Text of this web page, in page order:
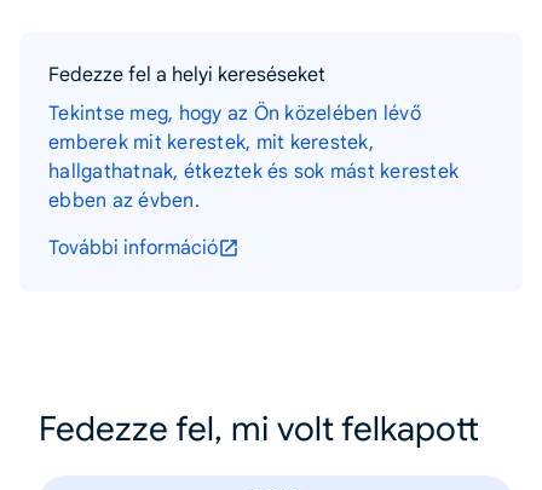
Fedezze fel a helyi kereséseket
Tekintse meg, hogy az Ön közelében lévő
emberek mit kerestek, mit kerestek,
hallgathatnak, étkeztek és sok mást kerestek
ebben az évben.
További információ
Fedezze fel, mi volt felkapott